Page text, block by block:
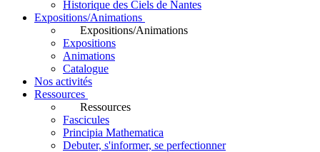
Historique des Ciels de Nantes
Expositions/Animations
Expositions/Animations
Expositions
Animations
Catalogue
Nos activités
Ressources
Ressources
Fascicules
Principia Mathematica
Debuter, s'informer, se perfectionner